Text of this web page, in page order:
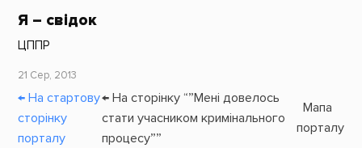
Я – свідок
ЦППР
21 Сер, 2013
← На стартову
сторінку
порталу
← На сторінку “”Мені довелось
стати учасником кримінального
процесу””
Мапа
порталу